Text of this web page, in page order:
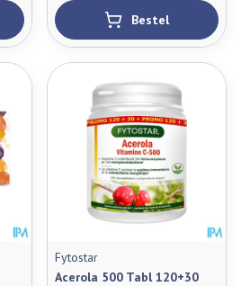
Bestel
Fytostar
Acerola 500 Tabl 120+30